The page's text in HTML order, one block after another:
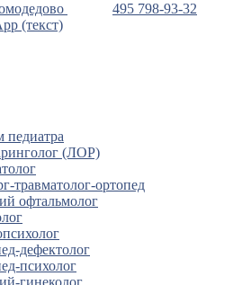
495 798-93-32
(текст)
педиатра
(ЛОР)
травматолог-ортопед
офтальмолог
дефектолог
психолог